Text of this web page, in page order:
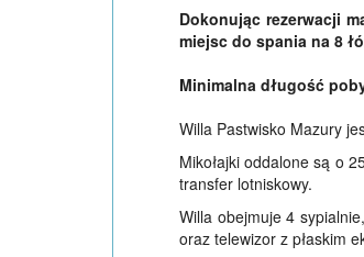
Dokonując rezerwacji
miejsc do spania na 8
Minimalna długość
Willa Pastwisko Mazury
Mikołajki oddalone są o
transfer lotniskowy.
Willa obejmuje 4
oraz telewizor z płaskim